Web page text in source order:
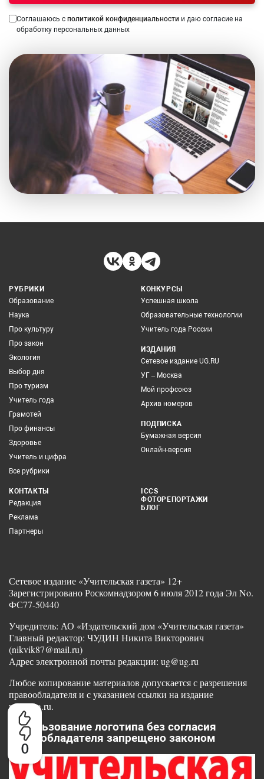
0
Соглашаюсь с политикой конфиденциальности и даю согласие на
обработку персональных данных
РУБРИКИ
Образование
Наука
Про культуру
Про закон
Экология
Выбор дня
Про туризм
Учитель года
Грамотей
Про финансы
Здоровье
Учитель и цифра
Все рубрики
КОНКУРСЫ
Успешная школа
Образовательные технологии
Учитель года России
ИЗДАНИЯ
Сетевое издание UG.RU
УГ – Москва
Мой профсоюз
Архив номеров
ПОДПИСКА
Бумажная версия
Онлайн-версия
КОНТАКТЫ
Редакция
Реклама
Партнеры
ICCS
ФОТОРЕПОРТАЖИ
БЛОГ
Сетевое издание «Учительская газета» 12+
Зарегистрировано Роскомнадзором 6 июля 2012 года Эл No.
ФС77-50440
Учредитель: АО «Издательский дом «Учительская газета»
Главный редактор: ЧУДИН Никита Викторович
(nikvik87@mail.ru)
Адрес электронной почты редакции: ug@ug.ru
Любое копирование материалов допускается с разрешения
правообладателя и с указанием ссылки на издание
www.ug.ru.
Использование логотипа без согласия
правообладателя запрещено законом